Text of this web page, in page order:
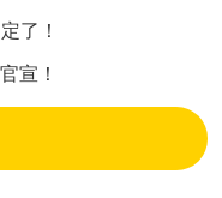
了！
宣！